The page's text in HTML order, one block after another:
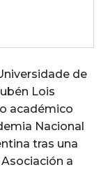
de
Lois
académico
Nacional
tras una
a